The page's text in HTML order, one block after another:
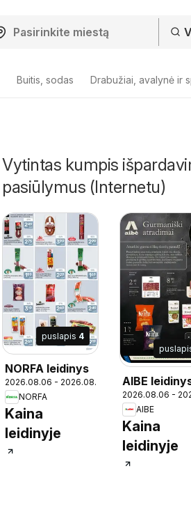
Buitis, sodas Drabužiai, avalynė ir
Vytintas kumpis
pasiūlymus (Internetu)
puslapis 4
NORFA leidinys
2026.08.06 - 2026.08.19
NORFA
Kaina
leidinyje
AIBE
2026.08.06 -
AIBE
Kaina
leidinyje